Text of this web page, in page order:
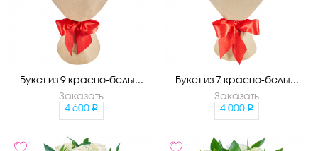
Букет из 9 красно-белы...
Заказать
4 600
Букет из 7 красно-белы...
Заказать
4 000